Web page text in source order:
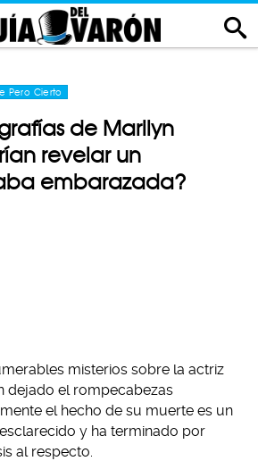
Pero Cierto
de Marilyn
revelar un
embarazada?
misterios sobre la actriz
dejado el rompecabezas
el hecho de su muerte es un
y ha terminado por
al respecto.